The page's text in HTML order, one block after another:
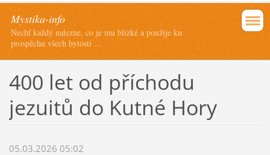
Mystika-info
Nechť každý nalezne, co je mu blízké a použije ku
prospěchu všech bytostí ...
400 let od příchodu
jezuitů do Kutné Hory
05.03.2026 05:02